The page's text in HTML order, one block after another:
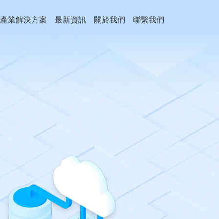
產業解決方案 最新資訊 關於我們 聯繫我們